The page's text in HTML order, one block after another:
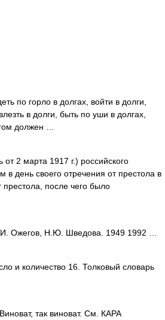
по горло в долгах, войти в долги,
в долги, быть по уши в долгах,
должен …
2 марта 1917 г.) российского
день своего отречения от престола в
престола, после чего было
Ожегов, Н.Ю. Шведова. 1949 1992 …
и количество 16. Толковый словарь
так виноват. См. КАРА